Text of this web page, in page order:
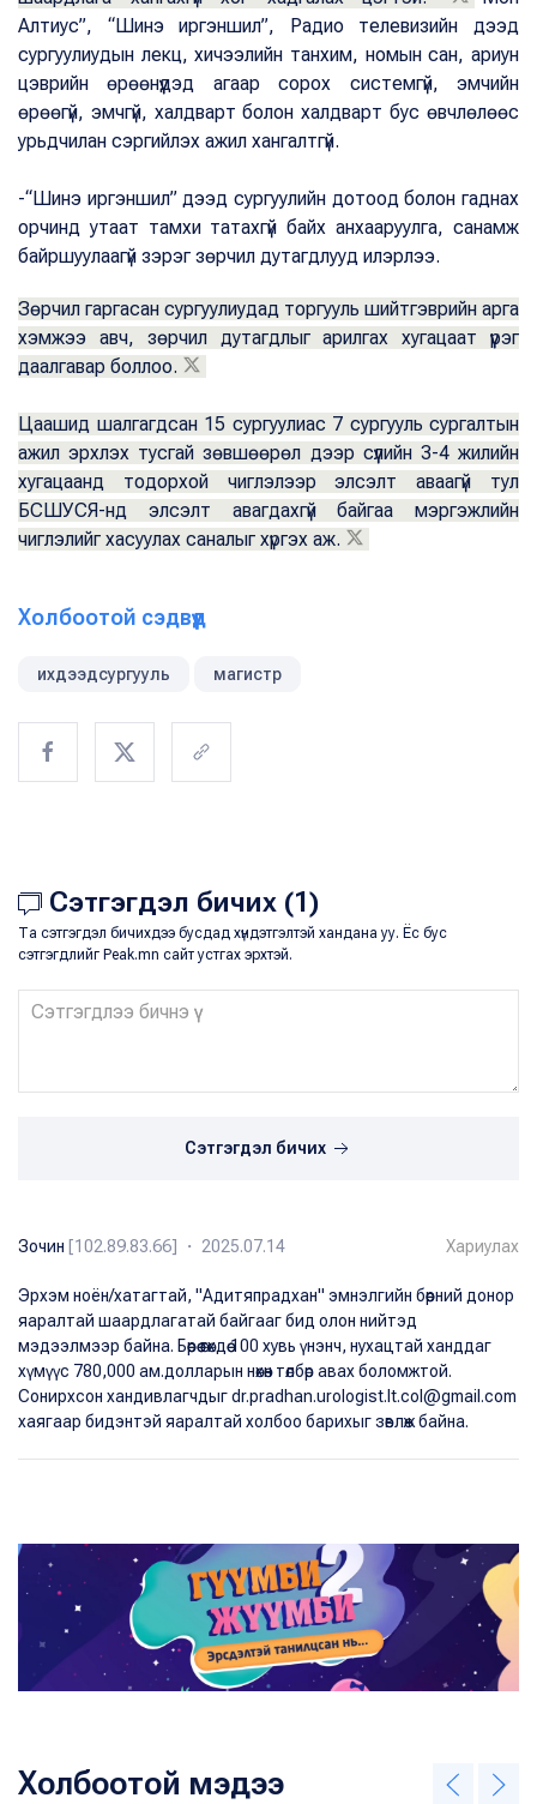
Алтиус”, “Шинэ иргэншил”, Pадио телевизийн дээд
сургуулиудын лекц, хичээлийн танхим, номын сан, ариун
цэврийн өрөөнүүдэд агаар сорох системгүй, эмчийн
өрөөгүй, эмчгүй, халдварт болон халдварт бус өвчлөлөөс
урьдчилан сэргийлэх ажил хангалтгүй.
-“Шинэ иргэншил” дээд сургуулийн дотоод болон гаднах
орчинд утаат тамхи татахгүй байх анхааруулга, санамж
байршуулаагүй зэрэг зөрчил дутагдлууд илэрлээ.
Зөрчил гаргасан сургуулиудад торгууль шийтгэврийн арга
хэмжээ авч, зөрчил дутагдлыг арилгах хугацаат үүрэг
даалгавар боллоо.
Цаашид шалгагдсан 15 сургуулиас 7 сургууль сургалтын
ажил эрхлэх тусгай зөвшөөрөл дээр сүүлийн 3-4 жилийн
хугацаанд тодорхой чиглэлээр элсэлт аваагүй тул
БСШУСЯ-нд элсэлт авагдахгүй байгаа мэргэжлийн
чиглэлийг хасуулах саналыг хүргэх аж.
Холбоотой сэдвүүд
ихдээдсургууль магистр
Сэтгэгдэл бичих (1)
Та сэтгэгдэл бичихдээ бусдад хүндэтгэлтэй хандана уу. Ёс бус
сэтгэгдлийг Peak.mn сайт устгах эрхтэй.
Сэтгэгдэл бичих
Зочин [102.89.83.66] ・ 2025.07.14 Хариулах
Эрхэм ноён/хатагтай, "Адитяпрадхан" эмнэлгийн бөөрний донор
яаралтай шаардлагатай байгааг бид олон нийтэд
мэдээлмээр байна. Бөөрөө өгөхдөө 100 хувь үнэнч, нухацтай ханддаг
хүмүүс 780,000 ам.долларын нөхөн төлбөр авах боломжтой.
Сонирхсон хандивлагчдыг dr.pradhan.urologist.lt.col@gmail.com
хаягаар бидэнтэй яаралтай холбоо барихыг зөвлөж байна.
Холбоотой мэдээ